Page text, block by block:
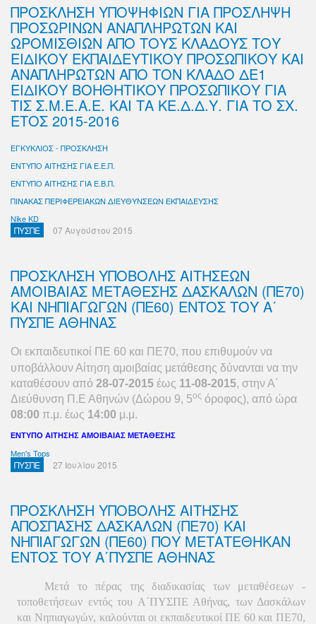
ΠΡΟΣΚΛΗΣΗ ΥΠΟΨΗΦΙΩΝ ΓΙΑ ΠΡΟΣΛΗΨΗ
ΠΡΟΣΩΡΙΝΩΝ ΑΝΑΠΛΗΡΩΤΩΝ ΚΑΙ
ΩΡΟΜΙΣΘΙΩΝ ΑΠΟ ΤΟΥΣ ΚΛΑΔΟΥΣ ΤΟΥ
ΕΙΔΙΚΟΥ ΕΚΠΑΙΔΕΥΤΙΚΟΥ ΠΡΟΣΩΠΙΚΟΥ ΚΑΙ
ΑΝΑΠΛΗΡΩΤΩΝ ΑΠΟ ΤΟΝ ΚΛΑΔΟ ΔΕ1
ΕΙΔΙΚΟΥ ΒΟΗΘΗΤΙΚΟΥ ΠΡΟΣΩΠΙΚΟΥ ΓΙΑ
ΤΙΣ Σ.Μ.Ε.Α.Ε. ΚΑΙ ΤΑ ΚΕ.Δ.Δ.Υ. ΓΙΑ ΤΟ ΣΧ.
ΕΤΟΣ 2015-2016
ΕΓΚΥΚΛΙΟΣ - ΠΡΟΣΚΛΗΣΗ
ΕΝΤΥΠΟ ΑΙΤΗΣΗΣ ΓΙΑ Ε.Ε.Π.
ΕΝΤΥΠΟ ΑΙΤΗΣΗΣ ΓΙΑ Ε.Β.Π.
ΠΙΝΑΚΑΣ ΠΕΡΙΦΕΡΕΙΑΚΩΝ ΔΙΕΥΘΥΝΣΕΩΝ ΕΚΠΑΙΔΕΥΣΗΣ
Nike KD
ΠΥΣΠΕ 07 Αυγούστου 2015
ΠΡΟΣΚΛΗΣΗ ΥΠΟΒΟΛΗΣ ΑΙΤΗΣΕΩΝ
ΑΜΟΙΒΑΙΑΣ ΜΕΤΑΘΕΣΗΣ ΔΑΣΚΑΛΩΝ (ΠΕ70)
ΚΑΙ ΝΗΠΙΑΓΩΓΩΝ (ΠΕ60) ΕΝΤΟΣ ΤΟΥ Α΄
ΠΥΣΠΕ ΑΘΗΝΑΣ
Oι εκπαιδευτικοί ΠΕ 60 και ΠΕ70, που επιθυμούν να
υποβάλλουν Αίτηση αμοιβαίας μετάθεσης δύνανται να την
καταθέσουν από 28-07-2015 έως 11-08-2015, στην Α΄
Διεύθυνση Π.Ε Αθηνών (Δώρου 9, 5ος όροφος), από ώρα
08:00 π.μ. έως 14:00 μ.μ.
ΕΝΤΥΠΟ ΑΙΤΗΣΗΣ ΑΜΟΙΒΑΙΑΣ ΜΕΤΑΘΕΣΗΣ
Men's Tops
ΠΥΣΠΕ 27 Ιουλίου 2015
ΠΡΟΣΚΛΗΣΗ ΥΠΟΒΟΛΗΣ ΑΙΤΗΣΗΣ
ΑΠΟΣΠΑΣΗΣ ΔΑΣΚΑΛΩΝ (ΠΕ70) ΚΑΙ
ΝΗΠΙΑΓΩΓΩΝ (ΠΕ60) ΠΟΥ ΜΕΤΑΤΕΘΗΚΑΝ
ΕΝΤΟΣ ΤΟΥ Α΄ΠΥΣΠΕ ΑΘΗΝΑΣ
Μετά το πέρας της διαδικασίας των μεταθέσεων -
τοποθετήσεων εντός του Α΄ΠΥΣΠΕ Αθήνας, των Δασκάλων
και Νηπιαγωγών, καλούνται οι εκπαιδευτικοί ΠΕ 60 και ΠΕ70,